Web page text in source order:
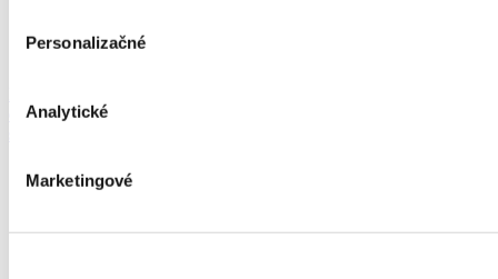
Personalizačné
Analytické
Marketingové
čítanie